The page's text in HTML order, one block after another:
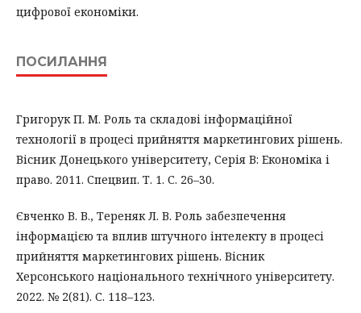
цифрової економіки.
ПОСИЛАННЯ
Григорук П. М. Роль та складові інформаційної
технології в процесі прийняття маркетингових рішень.
Вісник Донецького університету, Серія В: Економіка і
право. 2011. Спецвип. Т. 1. С. 26–30.
Євченко В. В., Тереняк Л. В. Роль забезпечення
інформацією та вплив штучного інтелекту в процесі
прийняття маркетингових рішень. Вісник
Херсонського національного технічного університету.
2022. № 2(81). С. 118–123.